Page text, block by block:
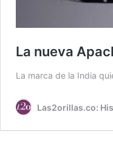
La nueva
La marca de la India
Las2orillas.co: